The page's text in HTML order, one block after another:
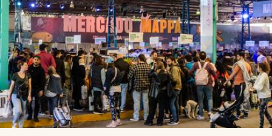
Infotechnology
Clase
Clima
Mundial 2026
Eventos Corporativos
El Cronista Studio